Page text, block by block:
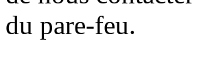
du pare-feu.